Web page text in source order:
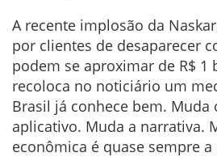
A recente implosão da
por clientes de desaparecer
podem se aproximar de R$ 1
recoloca no noticiário um
Brasil já conhece bem. Muda
aplicativo. Muda a narrativa.
econômica é quase sempre a